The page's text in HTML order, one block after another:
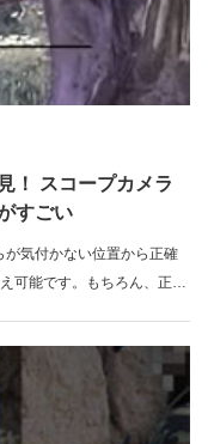
！ スコープカメラ
すごい
気付かない位置から正確
可能です。もちろん、正確